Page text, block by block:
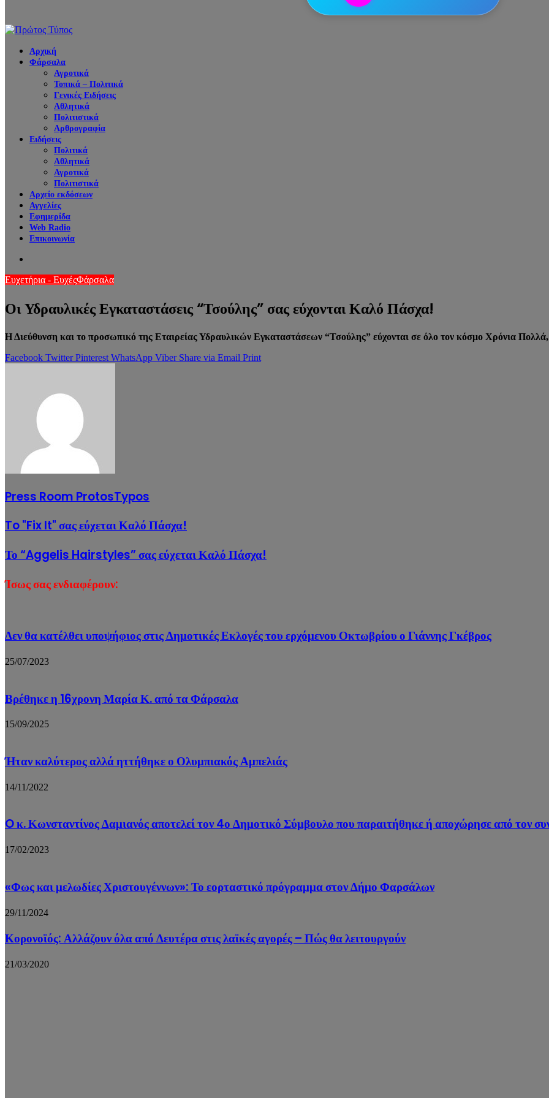
Αρχική
Φάρσαλα
Αγροτικά
Τοπικά – Πολιτικά
Γενικές Ειδήσεις
Αθλητικά
Πολιτιστικά
Αρθρογραφία
Ειδήσεις
Πολιτικά
Αθλητικά
Αγροτικά
Πολιτιστικά
Αρχείο εκδόσεων
Αγγελίες
Εφημερίδα
Web Radio
Επικοινωνία
Ευχετήρια - ΕυχέςΦάρσαλα
Οι Υδραυλικές Εγκαταστάσεις “Τσούλης” σας εύχονται Καλό Πάσχα!
Η Διεύθυνση και το προσωπικό της Εταιρείας Υδραυλικών Εγκαταστάσεων “Τσούλης” εύχονται σε όλο τον κόσμο Χρόνια
Facebook Twitter Pinterest WhatsApp Viber Share via Email Print
Press Room ProtosTypos
To "Fix It" σας εύχεται Καλό Πάσχα!
Το “Aggelis Hairstyles” σας εύχεται Καλό Πάσχα!
Ίσως σας ενδιαφέρουν:
Δεν θα κατέλθει υποψήφιος στις Δημοτικές Εκλογές του ερχόμενου Οκτωβρίου ο Γιάννης Γκέβρος
25/07/2023
Βρέθηκε η 16χρονη Μαρία Κ. από τα Φάρσαλα
15/09/2025
Ήταν καλύτερος αλλά ηττήθηκε ο Ολυμπιακός Αμπελιάς
14/11/2022
O κ. Κωνσταντίνος Δαμιανός αποτελεί τον 4ο Δημοτικό Σύμβουλο που παραιτήθηκε ή αποχώρησε από τον
17/02/2023
«Φως και μελωδίες Χριστουγέννων»: Το εορταστικό πρόγραμμα στον Δήμο Φαρσάλων
29/11/2024
Κορονοϊός: Αλλάζουν όλα από Δευτέρα στις λαϊκές αγορές – Πώς θα λειτουργούν
21/03/2020